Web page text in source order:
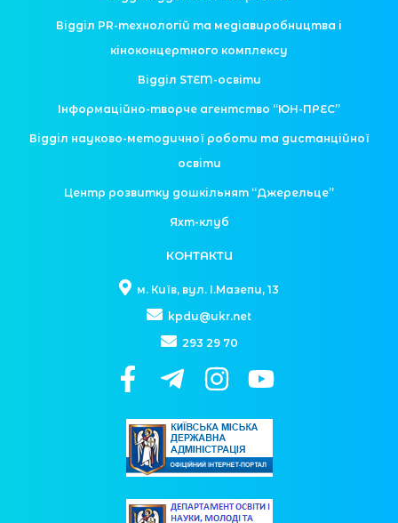
Відділ PR-технологій та медіавиробництва і
кіноконцертного комплексу
Відділ STEM-освіти
Інформаційно-творче агентство “ЮН-ПРЕС”
Відділ науково-методичної роботи та дистанційної
освіти
Центр розвитку дошкільнят “Джерельце”
Яхт-клуб
КОНТАКТИ
м. Київ, вул. І.Мазепи, 13
kpdu@ukr.net
293 29 70